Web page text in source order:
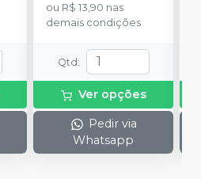
ou R$ 13,90 nas
demais condições
Qtd :
Ver opções
Pedir via
Whatsapp